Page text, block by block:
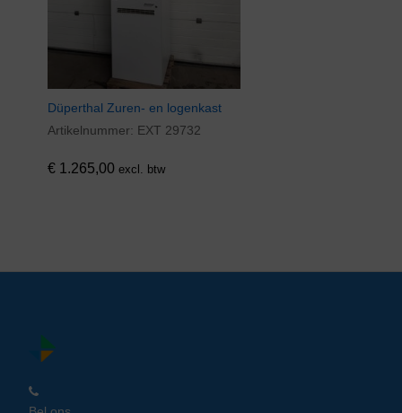
Düperthal Zuren- en logenkast
Artikelnummer: EXT 29732
€ 1.265,00 excl. btw